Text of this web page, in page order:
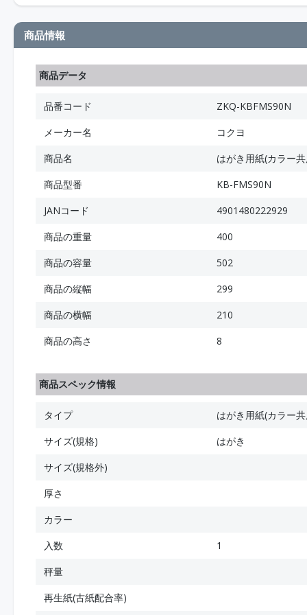
商品情報
商品データ
品番コード
ZKQ-KBFMS90N
メーカー名
コクヨ
商品名
はがき用紙(カラー
商品型番
KB-FMS90N
JANコード
4901480222929
商品の重量
400
商品の容量
502
商品の縦幅
299
商品の横幅
210
商品の高さ
8
商品スペック情報
タイプ
はがき用紙(カラー
サイズ(規格)
はがき
サイズ(規格外)
厚さ
カラー
入数
1
秤量
再生紙(古紙配合率)